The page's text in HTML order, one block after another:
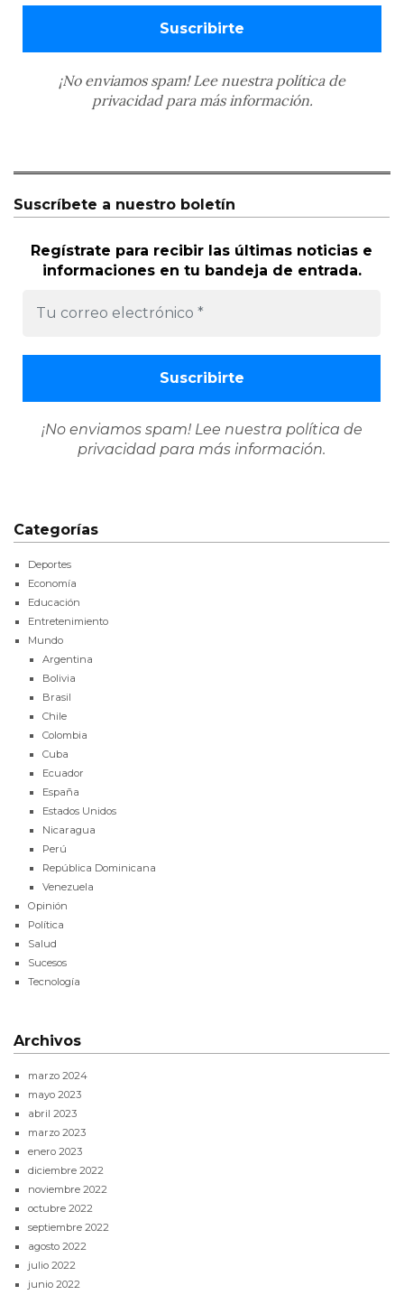
¡No enviamos spam! Lee nuestra política de
privacidadpara más información.
Suscríbete a nuestro boletín
Regístrate para recibir las últimas noticias e
informaciones en tu bandeja de entrada.
¡No enviamos spam! Lee nuestra política de
privacidad para más información.
Categorías
Deportes
Economía
Educación
Entretenimiento
Mundo
Argentina
Bolivia
Brasil
Chile
Colombia
Cuba
Ecuador
España
Estados Unidos
Nicaragua
Perú
República Dominicana
Venezuela
Opinión
Política
Salud
Sucesos
Tecnología
Archivos
marzo 2024
mayo 2023
abril 2023
marzo 2023
enero 2023
diciembre 2022
noviembre 2022
octubre 2022
septiembre 2022
agosto 2022
julio 2022
junio 2022